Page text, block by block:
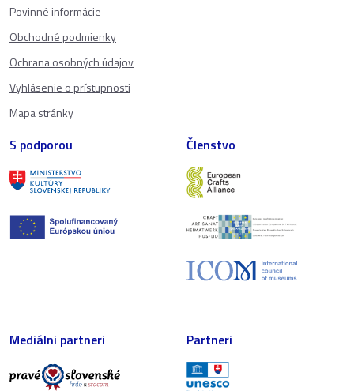
Povinné informácie
Obchodné podmienky
Ochrana osobných údajov
Vyhlásenie o prístupnosti
Mapa stránky
S podporou Členstvo
Mediálni partneri Partneri